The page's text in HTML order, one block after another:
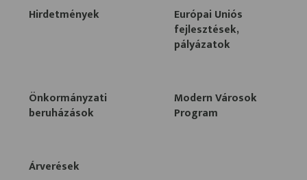
Hirdetmények
Európai Uniós
fejlesztések,
pályázatok
Önkormányzati
beruházások
Modern Városok
Program
Árverések